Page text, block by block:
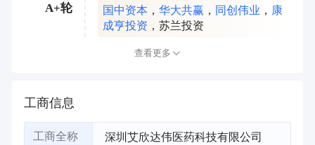
A+轮 国中资本 ，华大共赢 ， 同创伟业 ， 康
成亨投资 ，苏兰投资
查看更多
工商信息
工商全称 深圳艾欣达伟医药科技有限公司